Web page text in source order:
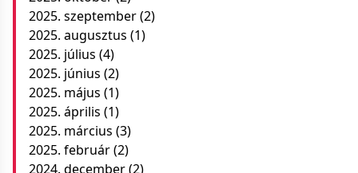
2025. szeptember(2)
2025. augusztus (1)
2025. július (4)
2025. június (2)
2025. május (1)
2025. április (1)
2025. március (3)
2025. február(2)
2024. december(2)